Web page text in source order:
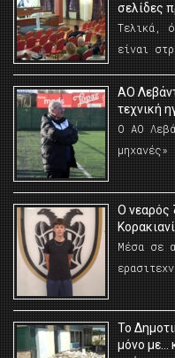
σελίδες
Τελικά,
είναι
ΑΟ
τεχνική
Ο ΑΟ
O νεαρός
Μέσα σε
Το
μόνο με…